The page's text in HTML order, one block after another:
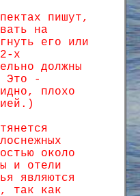
пишут,
на
его или
х
должны
Это -
плохо
около
и отели
являются
так как